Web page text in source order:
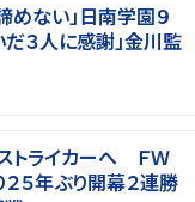
めない」日南学園９
だ３人に感謝」金川監
ストライカーへ ＦＷ
５年ぶり開幕２連勝